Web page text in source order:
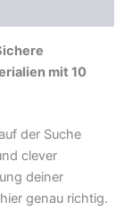
mit 10
der Suche
clever
deiner
genau richtig.